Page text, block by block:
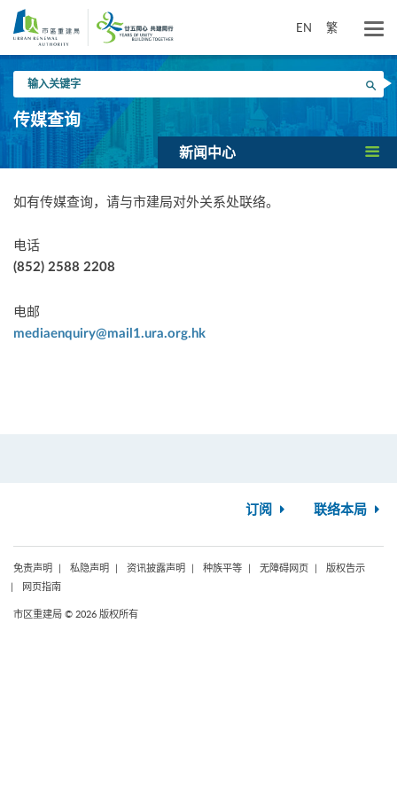
要
EN 繁
入
关
键
搜寻
传媒查询
新闻中心
如有传媒查询，请与市建局对外关系处联络。
电话
(852) 2588 2208
电邮
mediaenquiry@mail1.ura.org.hk
订阅 联络本局
免责声明 私隐声明 资讯披露声明 种族平等 无障碍网页
版权告示
网页指南
市区重建局 © 2026 版权所有